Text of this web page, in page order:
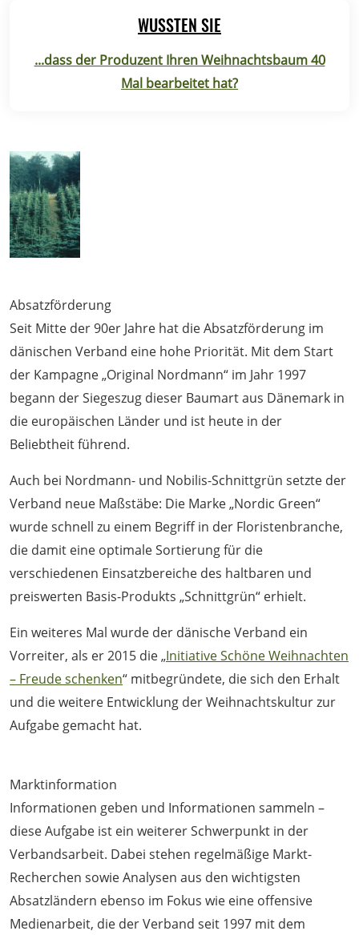
WUSSTEN SIE
...dass der Produzent Ihren Weihnachtsbaum 40
Mal bearbeitet hat?
Absatzförderung
Seit Mitte der 90er Jahre hat die Absatzförderung im
dänischen Verband eine hohe Priorität. Mit dem Start
der Kampagne „Original Nordmann“ im Jahr 1997
begann der Siegeszug dieser Baumart aus Dänemark in
die europäischen Länder und ist heute in der
Beliebtheit führend.
Auch bei Nordmann- und Nobilis-Schnittgrün setzte der
Verband neue Maßstäbe: Die Marke „Nordic Green“
wurde schnell zu einem Begriff in der Floristenbranche,
die damit eine optimale Sortierung für die
verschiedenen Einsatzbereiche des haltbaren und
preiswerten Basis-Produkts „Schnittgrün“ erhielt.
Ein weiteres Mal wurde der dänische Verband ein
Vorreiter, als er 2015 die „Initiative Schöne Weihnachten
– Freude schenken“ mitbegründete, die sich den Erhalt
und die weitere Entwicklung der Weihnachtskultur zur
Aufgabe gemacht hat.
Marktinformation
Informationen geben und Informationen sammeln –
diese Aufgabe ist ein weiterer Schwerpunkt in der
Verbandsarbeit. Dabei stehen regelmäßige Markt-
Recherchen sowie Analysen aus den wichtigsten
Absatzländern ebenso im Fokus wie eine offensive
Medienarbeit, die der Verband seit 1997 mit dem